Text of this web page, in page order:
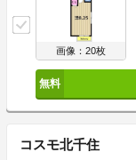
画像：20枚
コスモ北千住